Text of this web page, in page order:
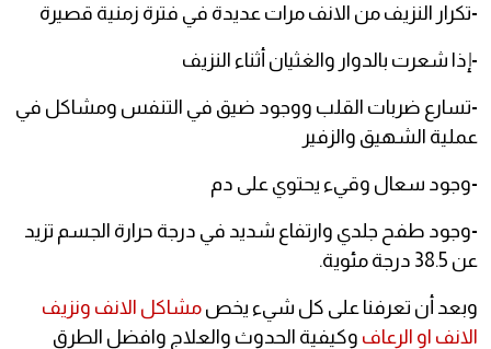
-تكرار النزيف من الانف مرات عديدة في فترة زمنية قصيرة
-إذا شعرت بالدوار والغثيان أثناء النزيف
-تسارع ضربات القلب ووجود ضيق في التنفس ومشاكل في
عملية الشهيق والزفير
-وجود سعال وقيء يحتوي على دم
-وجود طفح جلدي وارتفاع شديد في درجة حرارة الجسم تزيد
عن 38.5 درجة مئوية.
وبعد أن تعرفنا على كل شيء يخص مشاكل الانف ونزيف
الانف او الرعاف وكيفية الحدوث والعلاج وافضل الطرق